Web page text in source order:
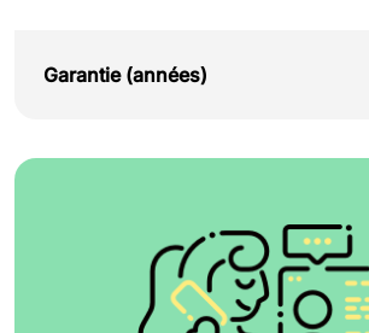
Garantie (années)